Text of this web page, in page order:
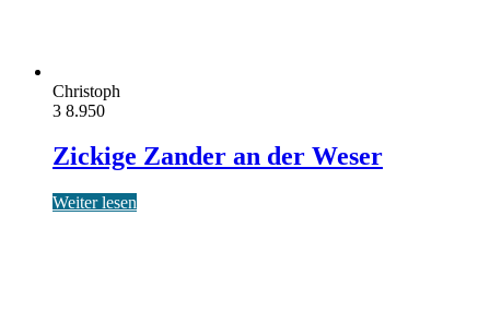
Christoph
3 8.950
Zickige Zander an der Weser
Weiter lesen